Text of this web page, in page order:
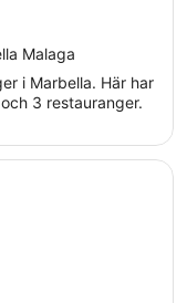
Malaga
i Marbella. Här har
3 restauranger.